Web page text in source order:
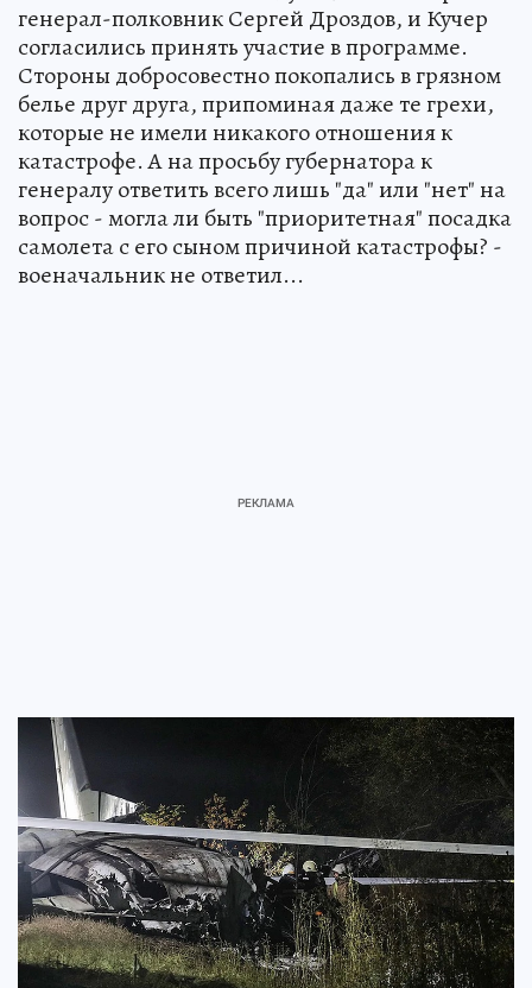
генерал-полковник Сергей Дроздов, и Кучер
согласились принять участие в программе.
Стороны добросовестно покопались в грязном
белье друг друга, припоминая даже те грехи,
которые не имели никакого отношения к
катастрофе. А на просьбу губернатора к
генералу ответить всего лишь "да" или "нет" на
вопрос - могла ли быть "приоритетная" посадка
самолета с его сыном причиной катастрофы? -
военачальник не ответил...